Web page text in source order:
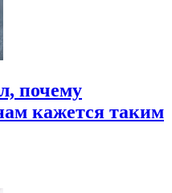
почему
кажется таким